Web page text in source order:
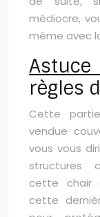
médiocre,
même avec
règles
Cette
vendue
vous vous
structures
cette chair
cette